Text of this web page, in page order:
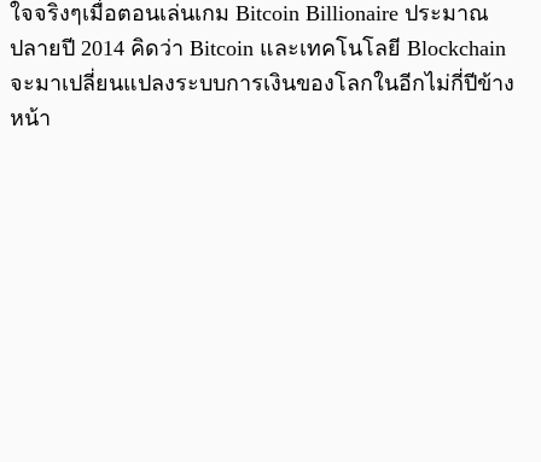
ใจจริงๆเมื่อตอนเล่นเกม Bitcoin Billionaire ประมาณ
ปลายปี 2014 คิดว่า Bitcoin และเทคโนโลยี Blockchain
จะมาเปลี่ยนแปลงระบบการเงินของโลกในอีกไม่กี่ปีข้าง
หน้า